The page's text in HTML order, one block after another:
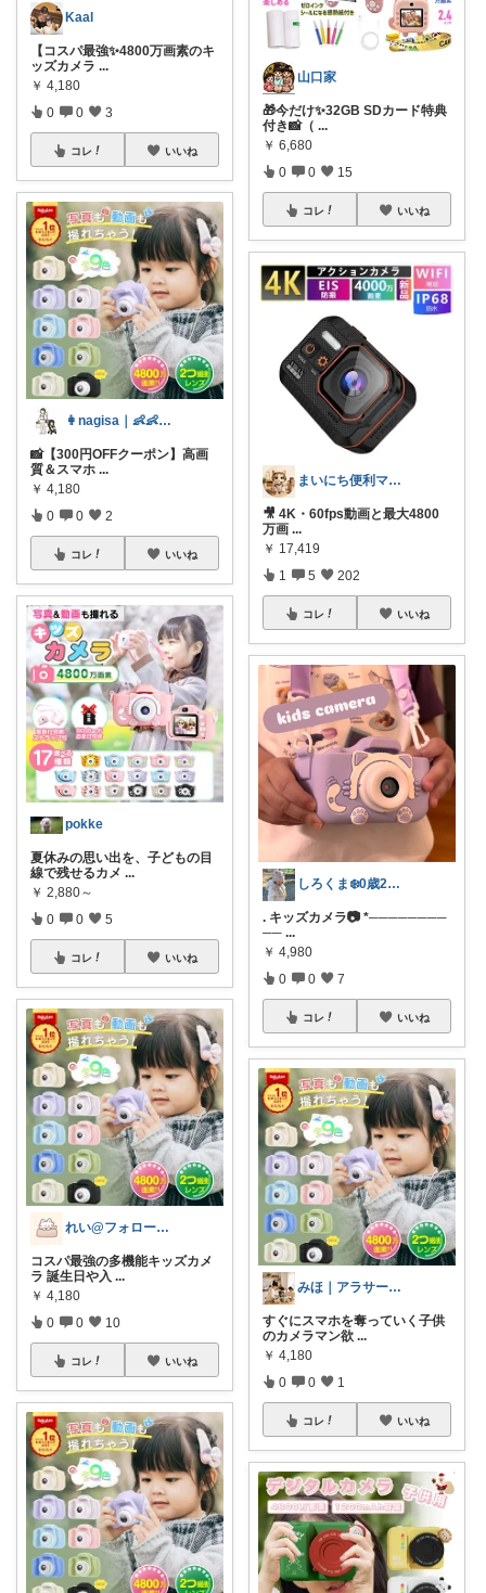
Kaal
【コスパ最強✨4800万画素のキ
ッズカメラ ...
￥ 4,180
0 0 3
コレ いいね
👩nagisa｜👶👶1歳・0歳
📸【300円OFFクーポン】高画
質＆スマホ ...
￥ 4,180
0 0 2
コレ いいね
pokke
夏休みの思い出を、子どもの目
線で残せるカメ ...
￥ 2,880～
0 0 5
コレ いいね
れい@フォロー＆経由購入感謝です♪
コスパ最強の多機能キッズカメ
ラ 誕生日や入 ...
￥ 4,180
0 0 10
コレ いいね
山口家
🎁今だけ✨32GB SDカード特典
付き📸（ ...
￥ 6,680
0 0 15
コレ いいね
まいにち便利マーケット
🎥 4K・60fps動画と最大4800
万画 ...
￥ 17,419
1 5 202
コレ いいね
しろくま❄️0歳2歳ママ
. キッズカメラ📷 *────────
── ...
￥ 4,980
0 0 7
コレ いいね
みほ｜アラサー主婦｜共働き｜2児育児中
すぐにスマホを奪っていく子供
のカメラマン欲 ...
￥ 4,180
0 0 1
コレ いいね